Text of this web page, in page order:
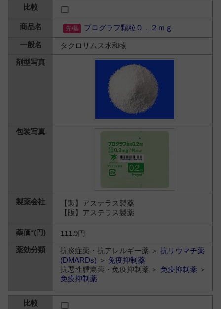
プログラフ顆粒０．２ｍｇ
タクロリムス水和物
【製】アステラス製薬
【販】アステラス製薬
111.9円
抗炎症薬・抗アレルギー薬 ＞抗リウマチ薬
(DMARDs) ＞ 免疫抑制薬
抗悪性腫瘍薬・免疫抑制薬 ＞ 免疫抑制薬 ＞
免疫抑制薬